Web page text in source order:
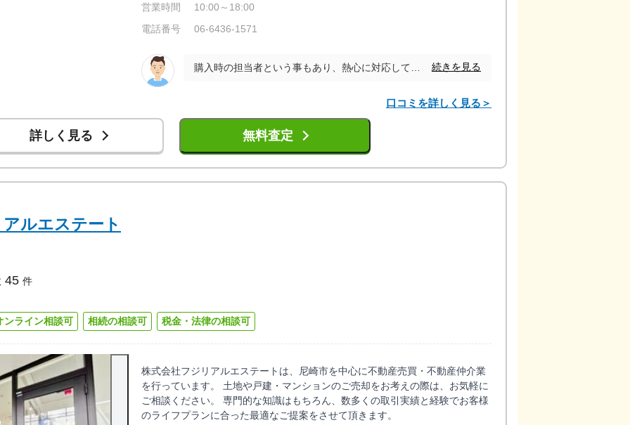
営業時間
10:00～18:00
電話番号
06-6436-1571
続きを見る
口コミを詳しく見る＞
詳しく見る 無料査定
ルエステート
45 件
ンライン相談可 相続の相談可 税金・法律の相談可
株式会社フジリアルエステートは、尼崎市を中心に不動産売買・不動産仲介業
を行っています。 土地や戸建・マンションのご売却をお考えの際は、お気軽に
ご相談ください。 専門的な知識はもちろん、数多くの取引実績と経験でお客様
のライフプランに合った最適なご提案をさせて頂きます。